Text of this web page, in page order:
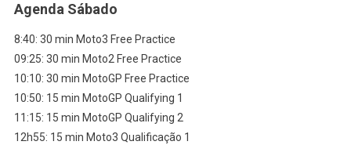
Agenda Sábado
8:40: 30 min Moto3 Free Practice
09:25: 30 min Moto2 Free Practice
10:10: 30 min MotoGP Free Practice
10:50: 15 min MotoGP Qualifying 1
11:15: 15 min MotoGP Qualifying 2
12h55: 15 min Moto3 Qualificação 1